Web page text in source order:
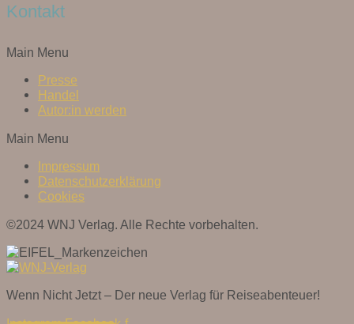
Kontakt
Main Menu
Presse
Handel
Autor:in werden
Main Menu
Impressum
Datenschutzerklärung
Cookies
©2024 WNJ Verlag. Alle Rechte vorbehalten.
Wenn Nicht Jetzt – Der neue Verlag für Reiseabenteuer!